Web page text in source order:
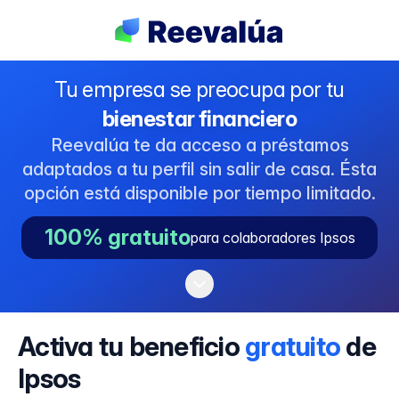
Tu empresa se preocupa por tu
bienestar financiero
Reevalúa te da acceso a préstamos
adaptados a tu perfil sin salir de casa. Ésta
opción está disponible por tiempo limitado.
100% gratuitopara colaboradores Ipsos
Activa tu beneficiogratuitode
Ipsos